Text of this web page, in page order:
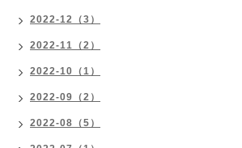
2022-12（3）
2022-11（2）
2022-10（1）
2022-09（2）
2022-08（5）